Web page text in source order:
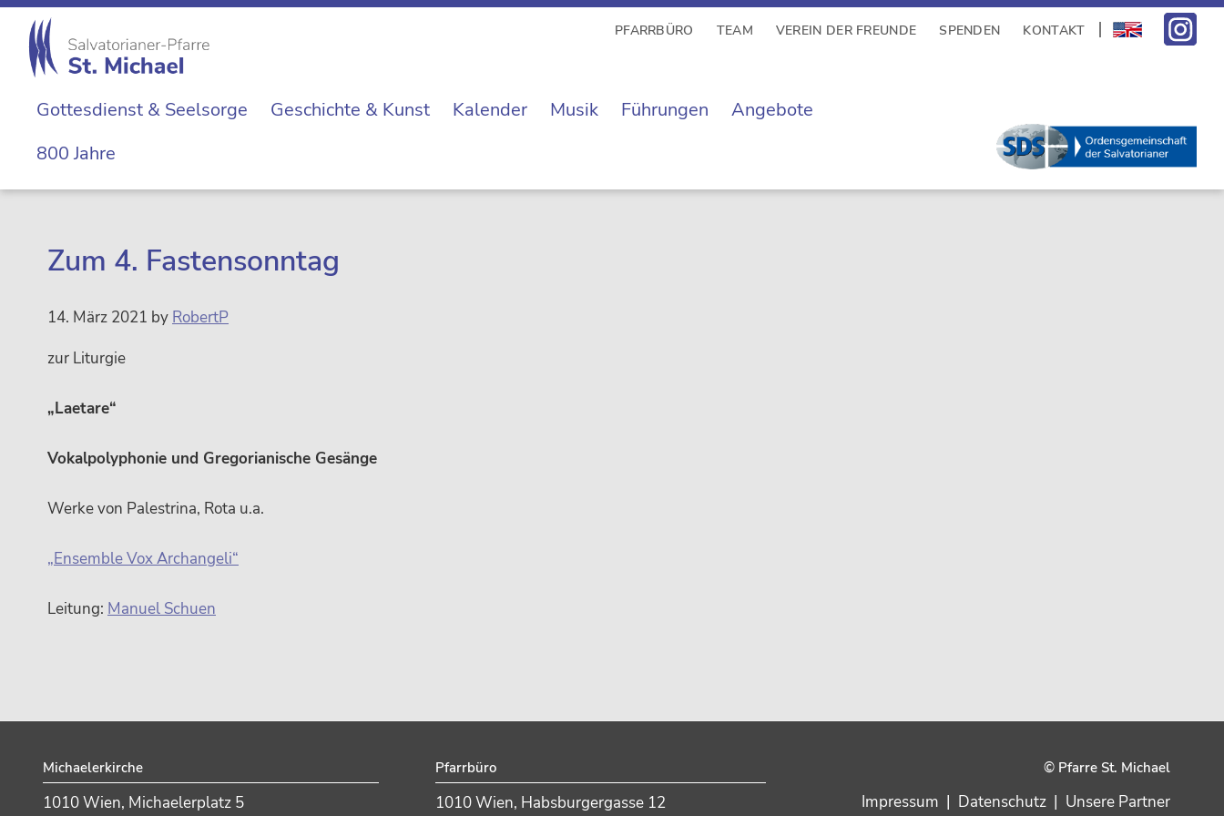
Zur
Hauptnavigation
springen
Skip
main
Zur
Hauptsidebar
springen
Zur
Fußzeile
springen
Michael
Michaelerkirche
im
Zentrum
Wiens
PFARRBÜRO TEAM VEREIN DER FREUNDE SPENDEN KONTAKT
Gottesdienst & Seelsorge Geschichte & Kunst Kalender Musik Führungen
Angebote
800 Jahre
Zum 4. Fastensonntag
14. März 2021 by RobertP
zur Liturgie
„Laetare“
Vokalpolyphonie und Gregorianische Gesänge
Werke von Palestrina, Rota u.a.
„Ensemble Vox Archangeli“
Leitung: Manuel Schuen
Michaelerkirche
1010 Wien, Michaelerplatz 5
Pfarrbüro
1010 Wien, Habsburgergasse 12
© Pfarre St. Michael
Impressum | Datenschutz| Unsere Partner